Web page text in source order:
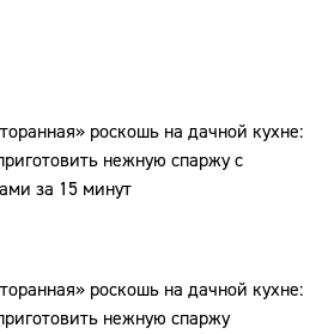
роскошь на дачной кухне:
нежную спаржу с
за 15 минут
роскошь на дачной кухне:
нежную спаржу